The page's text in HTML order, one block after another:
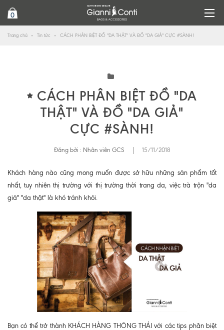
0
Trang chủ Tin tức CÁCH PHÂN BIỆT ĐỒ "DA THẬT" VÀ ĐỒ "DA GIẢ" CỰC #SÀNH!
CÁCH PHÂN BIỆT ĐỒ "DA
THẬT" VÀ ĐỒ "DA GIẢ"
CỰC #SÀNH!
Đăng bởi : Nhân viên GCS 15/11/2018
Khách hàng nào cũng mong muốn được sở hữu những sản phẩm tốt
nhất, tuy nhiên thị trường với thị trường thời trang da, việc trà trộn "da
giả" "da thật" là khó tránh khỏi.
Bạn có thể trở thành KHÁCH HÀNG THÔNG THÁI với các tips phân biệt